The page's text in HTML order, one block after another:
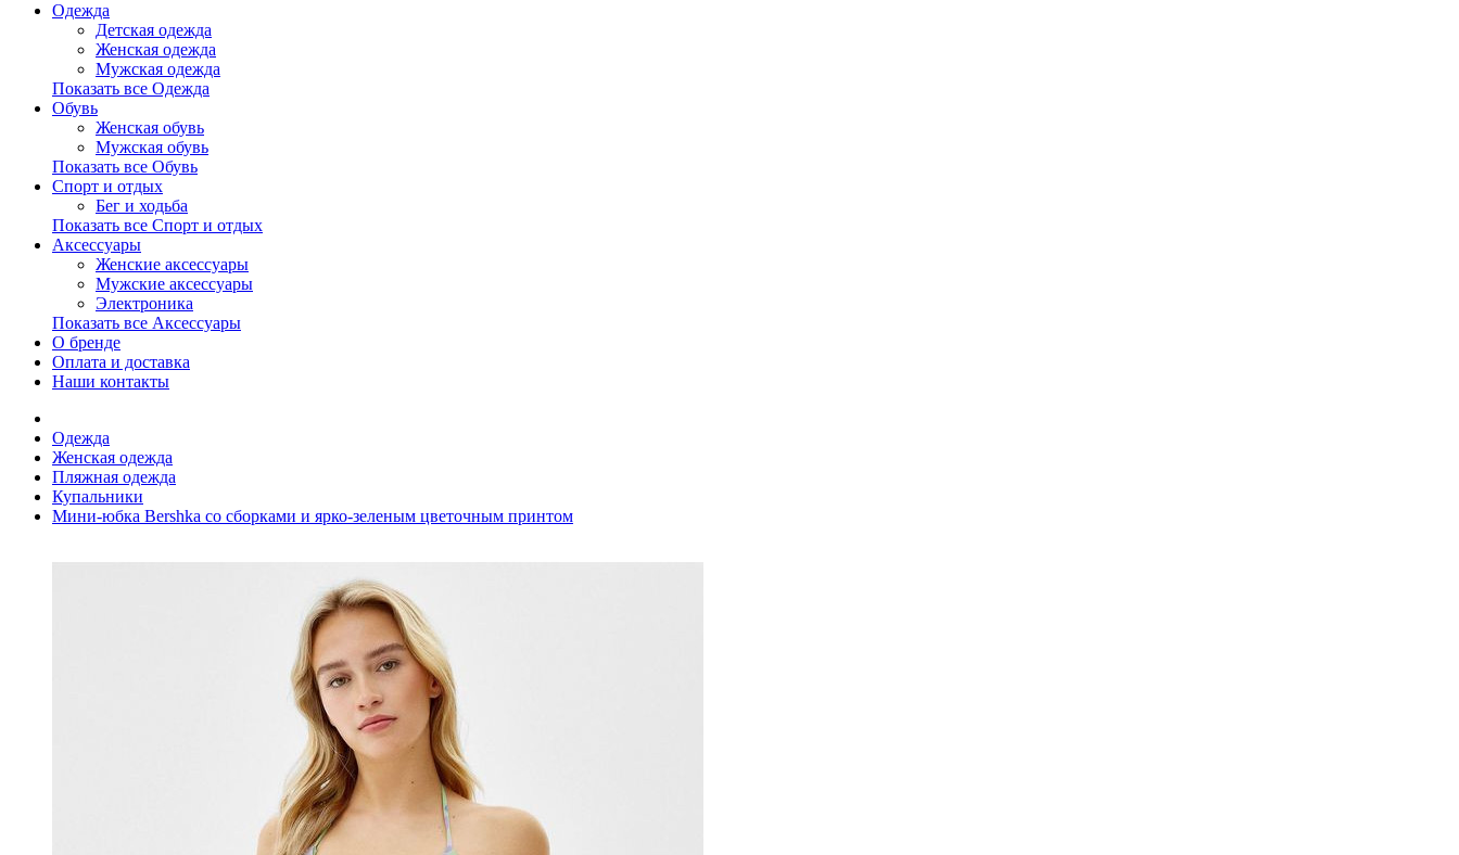
Одежда
Детская одежда
Женская одежда
Мужская одежда
Показать все Одежда
Обувь
Женская обувь
Мужская обувь
Показать все Обувь
Спорт и отдых
Бег и ходьба
Показать все Спорт и отдых
Аксессуары
Женские аксессуары
Мужские аксессуары
Электроника
Показать все Аксессуары
О бренде
Оплата и доставка
Наши контакты
Одежда
Женская одежда
Пляжная одежда
Купальники
Мини-юбка Bershka со сборками и ярко-зеленым цветочным принтом